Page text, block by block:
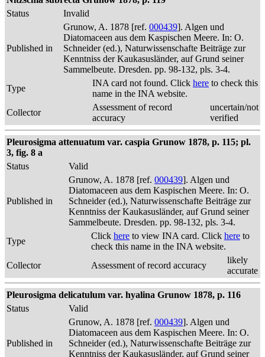
Status
Invalid
Published in
Grunow, A. 1878 [ref. 000439]. Algen und
Diatomaceen aus dem Kaspischen Meere. In: O.
Schneider (ed.), Naturwissenschafte Beiträge zur
Kenntniss der Kaukasusländer, auf Grund seiner
Sammelbeute. Dresden. pp. 98-132, pls. 3-4.
Type
INA card not found. Click here to check this
name in the INA website.
Collector
Assessment of record
accuracy
uncertain/not
verified
Pleurosigma attenuatum var. caspia Grunow 1878, p. 115; pl.
3, fig. 8 a
Status
Valid
Published in
Grunow, A. 1878 [ref. 000439]. Algen und
Diatomaceen aus dem Kaspischen Meere. In: O.
Schneider (ed.), Naturwissenschafte Beiträge zur
Kenntniss der Kaukasusländer, auf Grund seiner
Sammelbeute. Dresden. pp. 98-132, pls. 3-4.
Type
Click here to view INA card. Click here to
check this name in the INA website.
Collector
Assessment of record accuracy
likely
accurate
Pleurosigma delicatulum var. hyalina Grunow 1878, p. 116
Status
Valid
Published in
Grunow, A. 1878 [ref. 000439]. Algen und
Diatomaceen aus dem Kaspischen Meere. In: O.
Schneider (ed.), Naturwissenschafte Beiträge zur
Kenntniss der Kaukasusländer, auf Grund seiner